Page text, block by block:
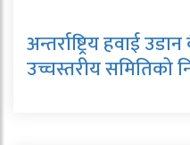
अन्तर्राष्ट्रिय हवाई
उच्चस्तरीय समितिको